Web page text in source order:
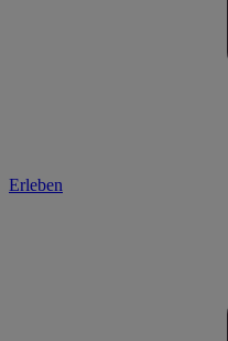
Erleben